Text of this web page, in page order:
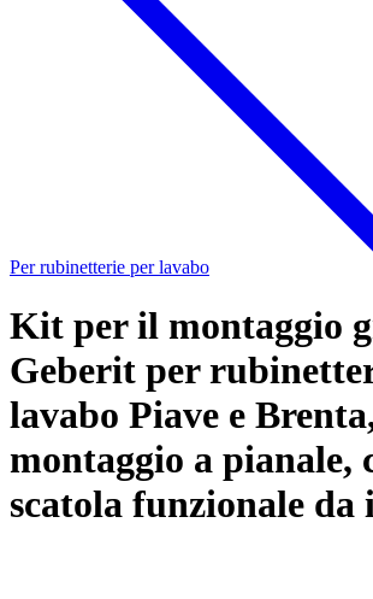
Per rubinetterie per lavabo
Kit per il montaggio
Geberit per
lavabo Piave e
montaggio a pianale,
scatola funzionale da